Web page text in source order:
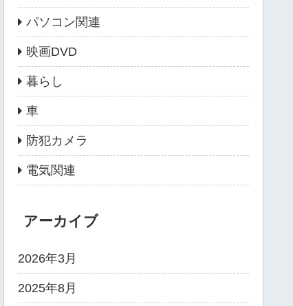
パソコン関連
映画DVD
暮らし
車
防犯カメラ
電気関連
アーカイブ
2026年3月
2025年8月